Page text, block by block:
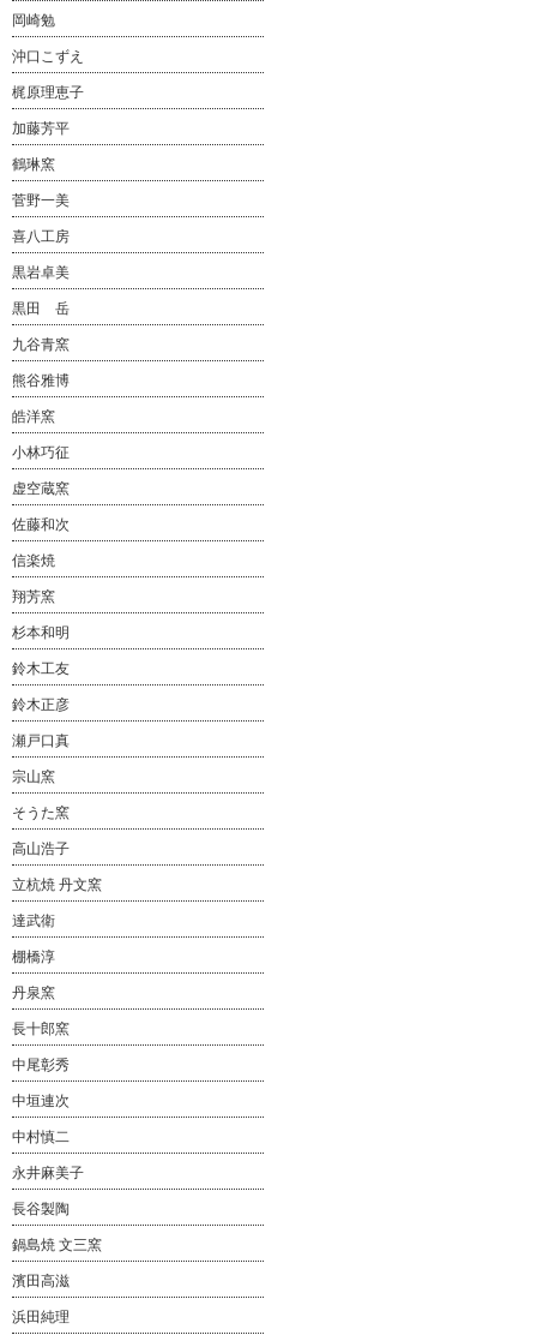
岡崎勉
沖口こずえ
梶原理恵子
加藤芳平
鶴琳窯
菅野一美
喜八工房
黒岩卓美
黒田 岳
九谷青窯
熊谷雅博
皓洋窯
小林巧征
虚空蔵窯
佐藤和次
信楽焼
翔芳窯
杉本和明
鈴木工友
鈴木正彦
瀬戸口真
宗山窯
そうた窯
高山浩子
立杭焼 丹文窯
達武衛
棚橋淳
丹泉窯
長十郎窯
中尾彰秀
中垣連次
中村慎二
永井麻美子
長谷製陶
鍋島焼 文三窯
濱田高滋
浜田純理